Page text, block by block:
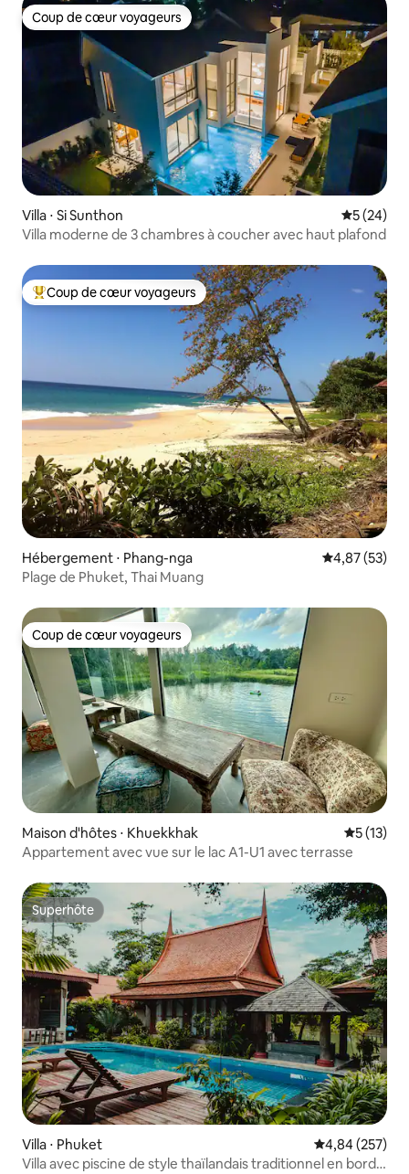
Coup de cœur voyageurs
Coup de cœur voyageurs
Villa ⋅ Si Sunthon
5 (24)
Villa moderne de 3 chambres à coucher avec haut plafond
Coups de cœur voyageurs les plus appréciés
Coup de cœur voyageurs
Hébergement ⋅ Phang-nga Évaluation
4,87 (53)
Plage de Phuket, Thai Muang
Coup de cœur voyageurs
Coup de cœur voyageurs
Maison d'hôtes ⋅ Khuekkhak
5 (13)
Appartement avec vue sur le lac A1-U1 avec terrasse
Superhôte
Superhôte
Villa ⋅ Phuket Évaluation
4,84 (257)
Villa avec piscine de style thaïlandais traditionnel en bord